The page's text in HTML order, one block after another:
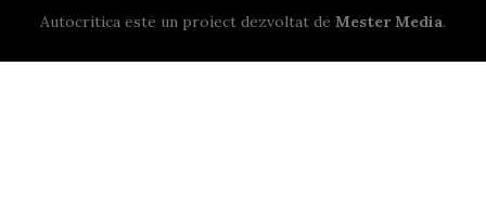
Autocritica este un proiect dezvoltat de Mester Media.